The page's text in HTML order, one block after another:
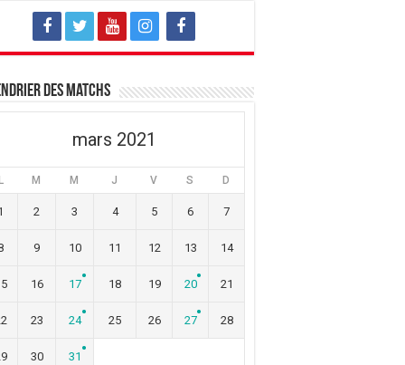
des matchs
mars 2021
M M J V S D
2 3 4 5 6 7
9 10 11 12 13 14
16 17 18 19 20 21
23 24 25 26 27 28
30 31